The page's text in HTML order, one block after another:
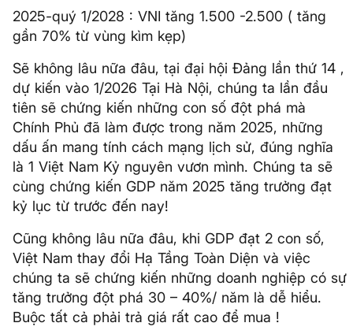
2025-quý 1/2028 : VNI tăng 1.500 -2.500 ( tăng
gần 70% từ vùng kìm kẹp)
Sẽ không lâu nữa đâu, tại đại hội Đảng lần thứ 14 ,
dự kiến vào 1/2026 Tại Hà Nội, chúng ta lần đầu
tiên sẽ chứng kiến những con số đột phá mà
Chính Phủ đã làm được trong năm 2025, những
dấu ấn mang tính cách mạng lịch sử, đúng nghĩa
là 1 Việt Nam Kỷ nguyên vươn mình. Chúng ta sẽ
cùng chứng kiến GDP năm 2025 tăng trưởng đạt
kỷ lục từ trước đến nay!
Cũng không lâu nữa đâu, khi GDP đạt 2 con số,
Việt Nam thay đổi Hạ Tầng Toàn Diện và việc
chúng ta sẽ chứng kiến những doanh nghiệp có sự
tăng trưởng đột phá 30 – 40%/ năm là dễ hiểu.
Buộc tất cả phải trả giá rất cao để mua !